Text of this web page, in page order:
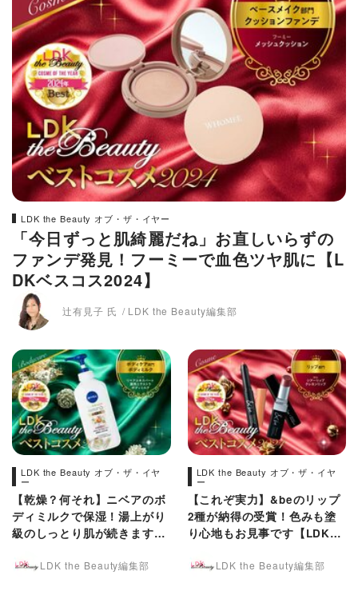
LDK the Beauty オブ・ザ・イヤー
「今日ずっと肌綺麗だね」お直しいらずの
ファンデ発見！フーミーで血色ツヤ肌に【L
DKベスコス2024】
辻有見子 氏 LDK the Beauty編集部
LDK the Beauty オブ・ザ・イヤ
ー
【乾燥？何それ】ニベアのボ
ディミルクで保湿！湯上がり
級のしっとり肌が続きます
LDK the Beauty編集部
LDK the Beauty オブ・ザ・イヤ
ー
【これぞ実力】&beのリップ
2種が納得の受賞！色みも塗
り心地もお見事です【LDKベ
LDK the Beauty編集部